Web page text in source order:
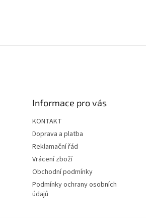
Informace pro vás
KONTAKT
Doprava a platba
Reklamační řád
Vrácení zboží
Obchodní podmínky
Podmínky ochrany osobních
údajů